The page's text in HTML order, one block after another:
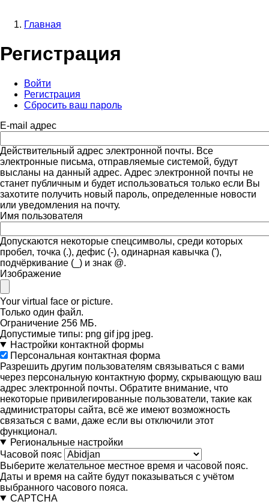
навигации
Главная
Регистрация
Главные
вкладки
Войти
Регистрация
вкладка)
Сбросить ваш пароль
E-mail адрес
Действительный адрес электронной почты. Все
электронные письма, отправляемые системой, будут
высланы на данный адрес. Адрес электронной почты не
станет публичным и будет использоваться только если Вы
захотите получить новый пароль, определенные новости
или уведомления на почту.
Имя пользователя
Допускаются некоторые спецсимволы, среди которых
пробел, точка (.), дефис (-), одинарная кавычка ('),
подчёркивание (_) и знак @.
Изображение
Your virtual face or picture.
Только один файл.
Ограничение 256 МБ.
Допустимые типы: png gif jpg jpeg.
Настройки контактной формы
Персональная контактная форма
Разрешить другим пользователям связываться с вами
через персональную контактную форму, скрывающую ваш
адрес электронной почты. Обратите внимание, что
некоторые привилегированные пользователи, такие как
администраторы сайта, всё же имеют возможность
связаться с вами, даже если вы отключили этот
функционал.
Региональные настройки
Часовой пояс
Выберите желательное местное время и часовой пояс.
Даты и время на сайте будут показываться с учётом
выбранного часового пояса.
CAPTCHA